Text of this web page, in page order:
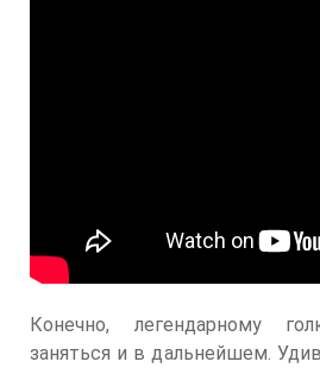
Конечно, легендарному
заняться и в дальнейшем.